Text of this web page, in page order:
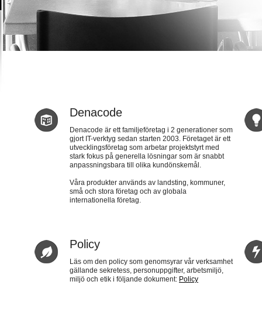
Denacode
Denacode är ett familjeföretag i 2 generationer som
gjort IT-verktyg sedan starten 2003. Företaget är ett
utvecklingsföretag som arbetar projektstyrt med
stark fokus på generella lösningar som är snabbt
anpassningsbara till olika kundönskemål.
Våra produkter används av landsting, kommuner,
små och stora företag och av globala
internationella företag.
Policy
Läs om den policy som genomsyrar vår verksamhet
gällande sekretess, personuppgifter, arbetsmiljö,
miljö och etik i följande dokument: Policy